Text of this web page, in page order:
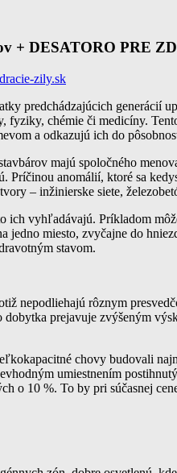
+ DESATORO PRE
zily.sk
predchádzajúcich generácií
chémie či medicíny.
a odkazujú ich do
majú spoločného
Príčinou anomálií, ktoré sa
– inžinierske siete,
ich vyhľadávajú. Príkladom
jedno miesto, zvyčajne do
stavom.
nepodliehajú rôznym
prejavuje zvýšeným
chovy budovali
umiestnením
o 10 %. To by pri súčasnej